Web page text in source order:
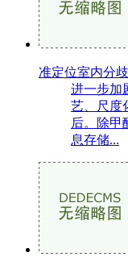
准定位室内分
进一步加
艺、尺度
后。除甲
息存储...